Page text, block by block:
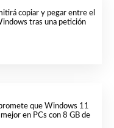
copiar y pegar entre el
tras una petición
que Windows 11
en PCs con 8 GB de